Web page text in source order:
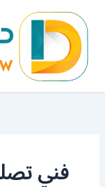
المحتوى
فني